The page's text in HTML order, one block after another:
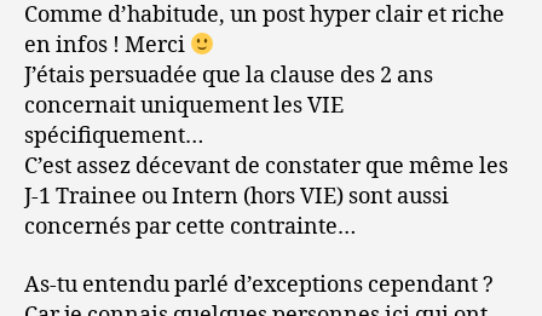
Comme d’habitude, un post hyper clair et riche
en infos ! Merci
J’étais persuadée que la clause des 2 ans
concernait uniquement les VIE
spécifiquement…
C’est assez décevant de constater que même les
J-1 Trainee ou Intern (hors VIE) sont aussi
concernés par cette contrainte…
As-tu entendu parlé d’exceptions cependant ?